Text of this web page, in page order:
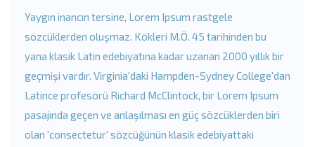
Yaygın inancın tersine, Lorem Ipsum rastgele
sözcüklerden oluşmaz. Kökleri M.Ö. 45 tarihinden bu
yana klasik Latin edebiyatına kadar uzanan 2000 yıllık bir
geçmişi vardır. Virginia'daki Hampden-Sydney College'dan
Latince profesörü Richard McClintock, bir Lorem Ipsum
pasajında geçen ve anlaşılması en güç sözcüklerden biri
olan 'consectetur' sözcüğünün klasik edebiyattaki